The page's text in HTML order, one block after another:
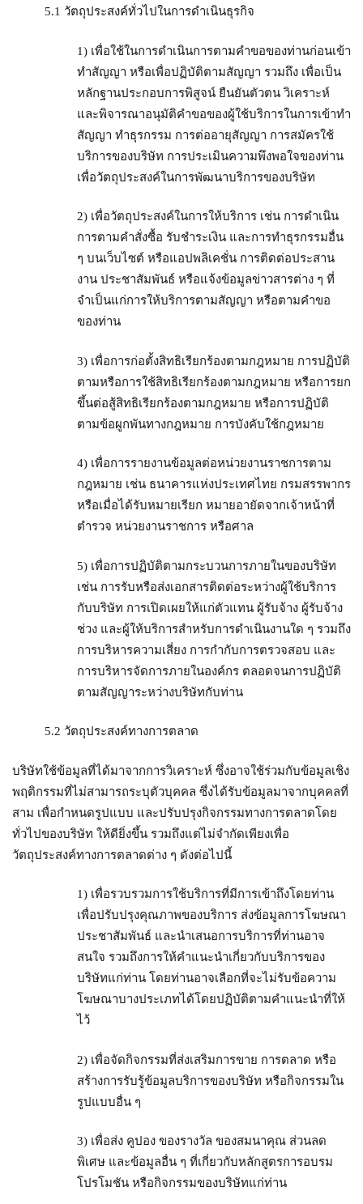
5.1 วัตถุประสงค์ทั่วไปในการดำเนินธุรกิจ
1) เพื่อใช้ในการดำเนินการตามคำขอของท่านก่อนเข้า
ทำสัญญา หรือเพื่อปฏิบัติตามสัญญา รวมถึง เพื่อเป็น
หลักฐานประกอบการพิสูจน์ ยืนยันตัวตน วิเคราะห์
และพิจารณาอนุมัติคำขอของผู้ใช้บริการในการเข้าทํา
สัญญา ทําธุรกรรม การต่ออายุสัญญา การสมัครใช้
บริการของบริษัท การประเมินความพึงพอใจของท่าน
เพื่อวัตถุประสงค์ในการพัฒนาบริการของบริษัท
2) เพื่อวัตถุประสงค์ในการให้บริการ เช่น การดำเนิน
การตามคำสั่งซื้อ รับชำระเงิน และการทำธุรกรรมอื่น
ๆ บนเว็บไซต์ หรือแอปพลิเคชั่น การติดต่อประสาน
งาน ประชาสัมพันธ์ หรือแจ้งข้อมูลข่าวสารต่าง ๆ ที่
จำเป็นแก่การให้บริการตามสัญญา หรือตามคำขอ
ของท่าน
3) เพื่อการก่อตั้งสิทธิเรียกร้องตามกฎหมาย การปฏิบัติ
ตามหรือการใช้สิทธิเรียกร้องตามกฎหมาย หรือการยก
ขึ้นต่อสู้สิทธิเรียกร้องตามกฎหมาย หรือการปฏิบัติ
ตามข้อผูกพันทางกฎหมาย การบังคับใช้กฎหมาย
4) เพื่อการรายงานข้อมูลต่อหน่วยงานราชการตาม
กฎหมาย เช่น ธนาคารแห่งประเทศไทย กรมสรรพากร
หรือเมื่อได้รับหมายเรียก หมายอายัดจากเจ้าหน้าที่
ตำรวจ หน่วยงานราชการ หรือศาล
5) เพื่อการปฏิบัติตามกระบวนการภายในของบริษัท
เช่น การรับหรือส่งเอกสารติดต่อระหว่างผู้ใช้บริการ
กับบริษัท การเปิดเผยให้แก่ตัวแทน ผู้รับจ้าง ผู้รับจ้าง
ช่วง และผู้ให้บริการสำหรับการดำเนินงานใด ๆ รวมถึง
การบริหารความเสี่ยง การกำกับการตรวจสอบ และ
การบริหารจัดการภายในองค์กร ตลอดจนการปฏิบัติ
ตามสัญญาระหว่างบริษัทกับท่าน
5.2 วัตถุประสงค์ทางการตลาด
บริษัทใช้ข้อมูลที่ได้มาจากการวิเคราะห์ ซึ่งอาจใช้ร่วมกับข้อมูลเชิง
พฤติกรรมที่ไม่สามารถระบุตัวบุคคล ซึ่งได้รับข้อมูลมาจากบุคคลที่
สาม เพื่อกำหนดรูปแบบ และปรับปรุงกิจกรรมทางการตลาดโดย
ทั่วไปของบริษัท ให้ดียิ่งขึ้น รวมถึงแต่ไม่จำกัดเพียงเพื่อ
วัตถุประสงค์ทางการตลาดต่าง ๆ ดังต่อไปนี้
1) เพื่อรวบรวมการใช้บริการที่มีการเข้าถึงโดยท่าน
เพื่อปรับปรุงคุณภาพของบริการ ส่งข้อมูลการโฆษณา
ประชาสัมพันธ์ และนำเสนอการบริการที่ท่านอาจ
สนใจ รวมถึงการให้คำแนะนำเกี่ยวกับบริการของ
บริษัทแก่ท่าน โดยท่านอาจเลือกที่จะไม่รับข้อความ
โฆษณาบางประเภทได้โดยปฏิบัติตามคำแนะนำที่ให้
ไว้
2) เพื่อจัดกิจกรรมที่ส่งเสริมการขาย การตลาด หรือ
สร้างการรับรู้ข้อมูลบริการของบริษัท หรือกิจกรรมใน
รูปแบบอื่น ๆ
3) เพื่อส่ง คูปอง ของรางวัล ของสมนาคุณ ส่วนลด
พิเศษ และข้อมูลอื่น ๆ ที่เกี่ยวกับหลักสูตรการอบรม
โปรโมชัน หรือกิจกรรมของบริษัทแก่ท่าน